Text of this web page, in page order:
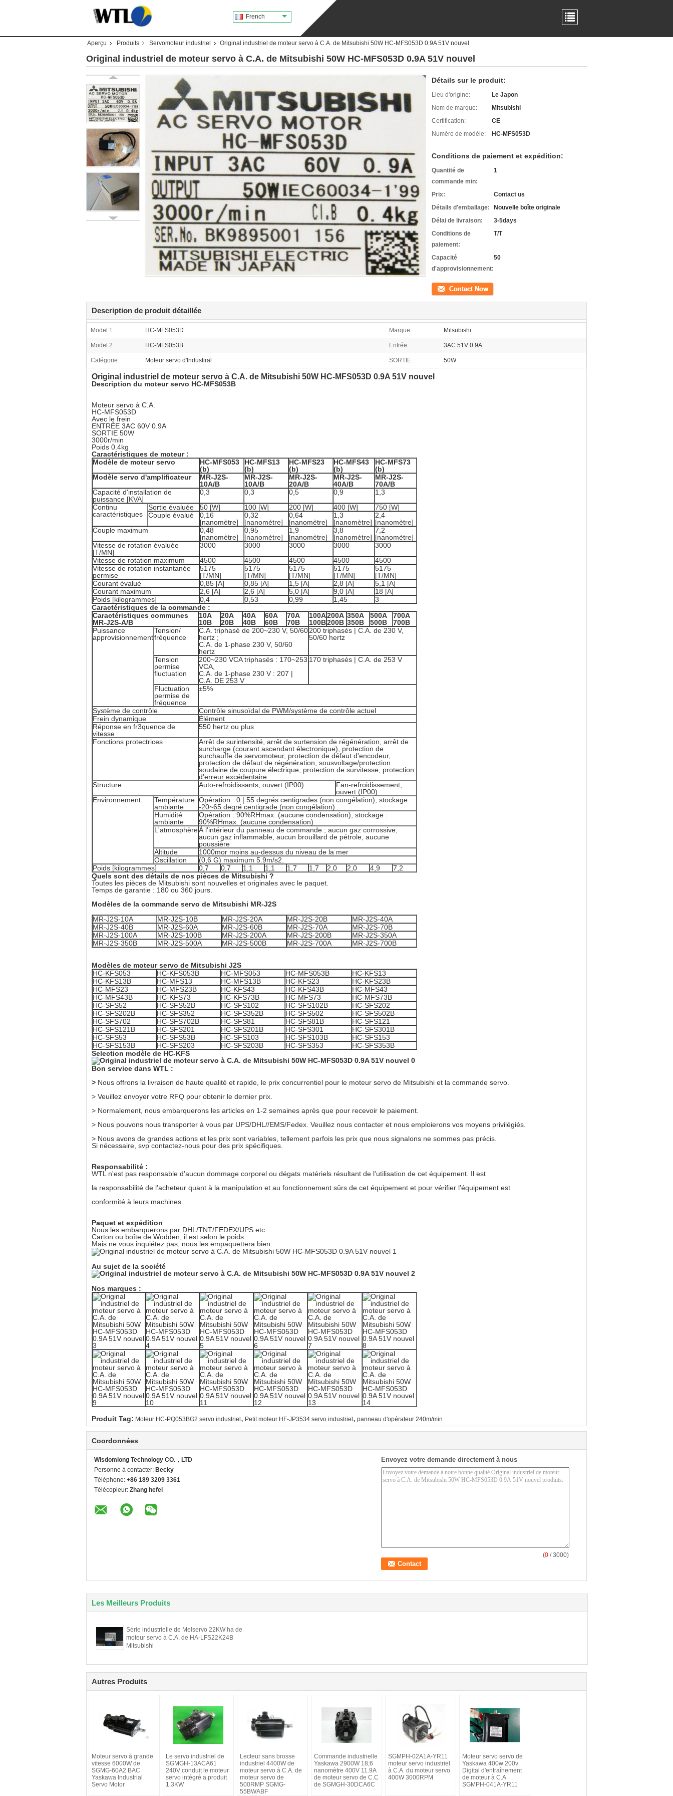
French
Aperçu Produits Servomoteur industriel Original industriel de moteur servo à C.A. de Mitsubishi 50W HC-MFS053D 0.9A 51V nouvel
Original industriel de moteur servo à C.A. de Mitsubishi 50W HC-MFS053D 0.9A 51V nouvel
Détails sur le produit:
Lieu d'origine:
Le Japon
Nom de marque:
Mitsubishi
Certification:
CE
Numéro de modèle:
HC-MFS053D
Conditions de paiement et expédition:
Quantité de
commande min:
1
Prix:
Contact us
Détails d'emballage:
Nouvelle boîte originale
Délai de livraison:
3-5days
Conditions de
paiement:
T/T
Capacité
d'approvisionnement:
50
Contact
Description de produit détaillée
Model 1: HC-MFS053D Marque: Mitsubishi
Model 2: HC-MFS053B Entrée: 3AC 51V 0.9A
Catégorie: Moteur servo d'Industiral SORTIE: 50W
Original industriel de moteur servo à C.A. de Mitsubishi 50W HC-MFS053D 0.9A 51V nouvel
Description du moteur servo HC-MFS053B
Moteur servo à C.A.
HC-MFS053D
Avec le frein
ENTRÉE 3AC 60V 0.9A
SORTIE 50W
3000r/min
Poids 0.4kg
Caractéristiques de moteur :
Modèle de moteur servo
HC-MFS053
(b)
HC-MFS13
(b)
HC-MFS23
(b)
HC-MFS43
(b)
HC-MFS73
(b)
Modèle servo d'amplificateur
MR-J2S-
10A/B
MR-J2S-
10A/B
MR-J2S-
20A/B
MR-J2S-
40A/B
MR-J2S-
70A/B
Capacité d'installation de
puissance [KVA]
0,3 0,3 0,5 0,9
1,3
Continu
caractéristiques
Sortie évaluée 50 [W] 100 [W] 200 [W] 400 [W]
750 [W]
Couple évalué
0,16
[nanomètre]
0,32
[nanomètre]
0,64
[nanomètre]
1,3
[nanomètre]
2,4
[nanomètre]
Couple maximum
0,48
[nanomètre]
0,95
[nanomètre]
1,9
[nanomètre]
3,8
[nanomètre]
7,2
[nanomètre]
Vitesse de rotation évaluée
[T/MN]
3000 3000 3000 3000
3000
Vitesse de rotation maximum
4500 4500 4500 4500
4500
Vitesse de rotation instantanée
permise
5175
[T/MN]
5175
[T/MN]
5175
[T/MN]
5175
[T/MN]
5175
[T/MN]
Courant évalué
0,85 [A] 0,85 [A] 1,5 [A] 2,8 [A]
5,1 [A]
Courant maximum
2,6 [A] 2,6 [A] 5,0 [A] 9,0 [A]
18 [A]
Poids [kilogrammes]
0,4 0,53 0,99 1,45
3
Caractéristiques de la commande :
Caractéristiques communes
MR-J2S-A/B
10A
10B
20A
20B
40A
40B
60A
60B
70A
70B
100A
100B
200A
200B
350A
350B
500A
500B
700A
700B
Puissance
approvisionnement
Tension/
fréquence
C.A. triphasé de 200~230 V, 50/60
hertz ;
C.A. de 1-phase 230 V, 50/60
hertz
200 triphasés | C.A. de 230 V,
50/60 hertz
Tension
permise
fluctuation
200~230 VCA triphasés : 170~253
VCA,
C.A. de 1-phase 230 V : 207 |
C.A. DE 253 V
170 triphasés | C.A. de 253 V
Fluctuation
permise de
fréquence
±5%
Système de contrôle
Contrôle sinusoïdal de PWM/système de contrôle actuel
Frein dynamique
Élément
Réponse en fr3quence de
vitesse
550 hertz ou plus
Fonctions protectrices
Arrêt de surintensité, arrêt de surtension de régénération, arrêt de
surcharge (courant ascendant électronique), protection de
surchauffe de servomoteur, protection de défaut d'encodeur,
protection de défaut de régénération, sousvoltage/protection
soudaine de coupure électrique, protection de survitesse, protection
d'erreur excédentaire.
Structure
Auto-refroidissants, ouvert (IP00)
Fan-refroidissement,
ouvert (IP00)
Environnement
Température
ambiante
Opération : 0 | 55 degrés centigrades (non congélation), stockage :
-20~65 degré centigrade (non congélation)
Humidité
ambiante
Opération : 90%RHmax. (aucune condensation), stockage :
90%RHmax. (aucune condensation)
L'atmosphèreÀ l'intérieur du panneau de commande ; aucun gaz corrossive,
aucun gaz inflammable, aucun brouillard de pétrole, aucune
poussière
Altitude
1000mor moins au-dessus du niveau de la mer
Oscillation
(0,6 G) maximum 5.9m/s2.
Poids [kilogrammes]
0,7 0,7 1,1 1,1 1,7 1,7 2,0 2,0 4,9
7,2
Quels sont des détails de nos pièces de Mitsubishi ?
Toutes les pièces de Mitsubishi sont nouvelles et originales avec le paquet.
Temps de garantie : 180 ou 360 jours.
Modèles de la commande servo de Mitsubishi MR-J2S
MR-J2S-10A
MR-J2S-10B MR-J2S-20A MR-J2S-20B
MR-J2S-40A
MR-J2S-40B
MR-J2S-60A MR-J2S-60B MR-J2S-70A
MR-J2S-70B
MR-J2S-100A
MR-J2S-100B MR-J2S-200A MR-J2S-200B
MR-J2S-350A
MR-J2S-350B
MR-J2S-500A MR-J2S-500B MR-J2S-700A MR-J2S-700B
Modèles de moteur servo de Mitsubishi J2S
HC-KFS053
HC-KFS053B HC-MFS053 HC-MFS053B
HC-KFS13
HC-KFS13B
HC-MFS13 HC-MFS13B HC-KFS23
HC-KFS23B
HC-MFS23
HC-MFS23B HC-KFS43 HC-KFS43B
HC-MFS43
HC-MFS43B
HC-KFS73 HC-KFS73B HC-MFS73
HC-MFS73B
HC-SFS52
HC-SFS52B HC-SFS102 HC-SFS102B
HC-SFS202
HC-SFS202B
HC-SFS352 HC-SFS352B HC-SFS502
HC-SFS502B
HC-SFS702
HC-SFS702B HC-SFS81 HC-SFS81B
HC-SFS121
HC-SFS121B
HC-SFS201 HC-SFS201B HC-SFS301
HC-SFS301B
HC-SFS53
HC-SFS53B HC-SFS103 HC-SFS103B
HC-SFS153
HC-SFS153B
HC-SFS203 HC-SFS203B HC-SFS353
HC-SFS353B
Selection modèle de HC-KFS
Bon service dans WTL :
> Nous offrons la livraison de haute qualité et rapide, le prix concurrentiel pour le moteur servo de Mitsubishi et la commande servo.
> Veuillez envoyer votre RFQ pour obtenir le dernier prix.
> Normalement, nous embarquerons les articles en 1-2 semaines après que pour recevoir le paiement.
> Nous pouvons nous transporter à vous par UPS/DHL//EMS/Fedex. Veuillez nous contacter et nous emploierons vos moyens privilégiés.
> Nous avons de grandes actions et les prix sont variables, tellement parfois les prix que nous signalons ne sommes pas précis.
Si nécessaire, svp contactez-nous pour des prix spécifiques.
Responsabilité :
WTL n'est pas responsable d'aucun dommage corporel ou dégats matériels résultant de l'utilisation de cet équipement. Il est
la responsabilité de l'acheteur quant à la manipulation et au fonctionnement sûrs de cet équipement et pour vérifier l'équipement est
conformité à leurs machines.
Paquet et expédition
Nous les embarquerons par DHL/TNT/FEDEX/UPS etc.
Carton ou boîte de Wodden, il est selon le poids.
Mais ne vous inquiétez pas, nous les empaquettera bien.
Au sujet de la société
Nos marques :
Produit Tag: Moteur HC-PQ053BG2 servo industriel, Petit moteur HF-JP3534 servo industriel, panneau d'opérateur 240m/min
Coordonnées
Wisdomlong Technology CO.，LTD
Personne à contacter: Becky
Téléphone: +86 189 3209 3361
Télécopieur: Zhang hefei
Envoyez votre demande directement à nous
(0 / 3000)
Les Meilleurs Produits
Série industrielle de Melservo 22KW ha de
moteur servo à C.A. de HA-LFS22K24B
Mitsubishi
Autres Produits
Moteur servo à grande
vitesse 6000W de
SGMG-60A2 BAC
Yaskawa Industrial
Servo Motor
Le servo industriel de
SGMGH-13ACA61
240V conduit le moteur
servo intégré a produit
1.3KW
Lecteur sans brosse
industriel 4400W de
moteur servo à C.A. de
moteur servo de
500RMP SGMG-
55BWABF
Commande industrielle
Yaskawa 2900W 18,6
nanomètre 400V 11.9A
de moteur servo de C.C
de SGMGH-30DCA6C
SGMPH-02A1A-YR11
moteur servo industriel
à C.A. du moteur servo
400W 3000RPM
Moteur servo servo de
Yaskawa 400w 200v
Digital d'entraînement
de moteur à C.A.
SGMPH-041A-YR11